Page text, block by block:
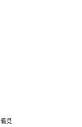
見